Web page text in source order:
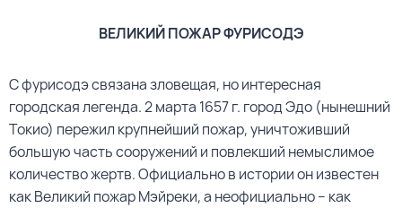
ВЕЛИКИЙ ПОЖАР ФУРИСОДЭ
С фурисодэ связана зловещая, но интересная
городская легенда. 2 марта 1657 г. город Эдо (нынешний
Токио) пережил крупнейший пожар, уничтоживший
большую часть сооружений и повлекший немыслимое
количество жертв. Официально в истории он известен
как Великий пожар Мэйреки, а неофициально – как